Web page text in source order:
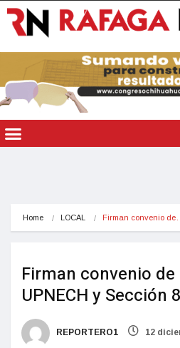
Home LOCAL Firman convenio de…
Firman convenio
UPNECH y Sección
REPORTERO1 12